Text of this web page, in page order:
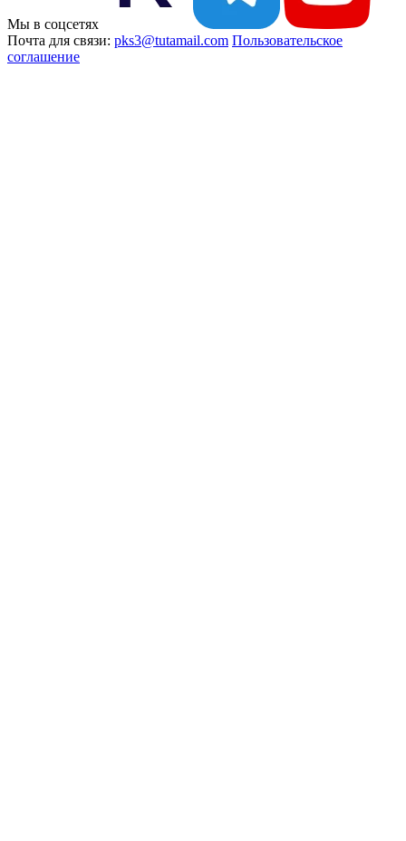
Мы в соцсетях
Почта для связи: pks3@tutamail.com Пользовательское
соглашение